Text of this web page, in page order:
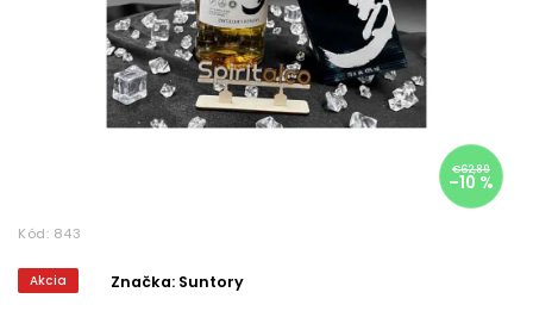
€62,89
–10 %
Kód: 843
Akcia Značka: Suntory